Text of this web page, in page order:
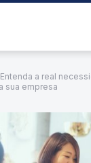
Entenda a real
sua empresa